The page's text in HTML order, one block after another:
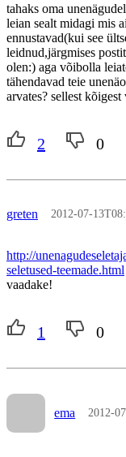
tahaks oma
leian sealt midagi mis
ennustavad(kui see
leidnud,järgmises
olen:) aga võibolla
tähendavad teie
arvates? sellest
2 0
greten 2012-07-
http://
seletused-teemade.html
vaadake!
1 0
ema 2012-